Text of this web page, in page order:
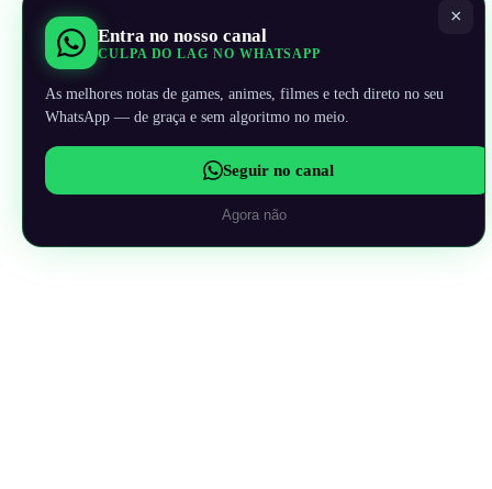
×
Entra no nosso canal
CULPA DO LAG NO WHATSAPP
As melhores notas de games, animes, filmes e tech direto no seu
WhatsApp — de graça e sem algoritmo no meio.
Seguir no canal
Agora não